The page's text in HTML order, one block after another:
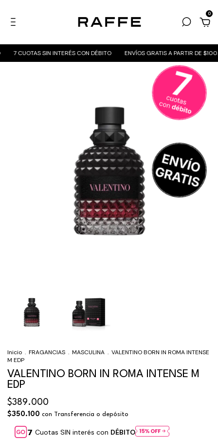
0
7 CUOTAS SIN INTERÉS CON DÉBITO ENVÍOS GRATIS A PARTIR DE
Inicio . FRAGANCIAS . MASCULINA . VALENTINO BORN IN ROMA INTENSE
M EDP
VALENTINO BORN IN ROMA INTENSE M
EDP
$389.000
$350.100 con Transferencia o depósito
Cuotas SIN interés con DÉBITO